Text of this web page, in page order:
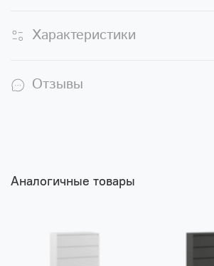
Характеристики
Отзывы
Аналогичные товары